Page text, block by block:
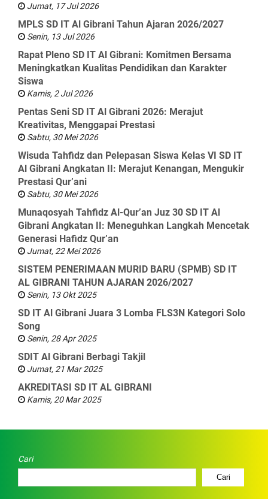
Jumat, 17 Jul 2026
MPLS SD IT Al Gibrani Tahun Ajaran 2026/2027
Senin, 13 Jul 2026
Rapat Pleno SD IT Al Gibrani: Komitmen Bersama
Meningkatkan Kualitas Pendidikan dan Karakter
Siswa
Kamis, 2 Jul 2026
Pentas Seni SD IT Al Gibrani 2026: Merajut
Kreativitas, Menggapai Prestasi
Sabtu, 30 Mei 2026
Wisuda Tahfidz dan Pelepasan Siswa Kelas VI SD IT
Al Gibrani Angkatan II: Merajut Kenangan, Mengukir
Prestasi Qur’ani
Sabtu, 30 Mei 2026
Munaqosyah Tahfidz Al-Qur’an Juz 30 SD IT Al
Gibrani Angkatan II: Meneguhkan Langkah Mencetak
Generasi Hafidz Qur’an
Jumat, 22 Mei 2026
SISTEM PENERIMAAN MURID BARU (SPMB) SD IT
AL GIBRANI TAHUN AJARAN 2026/2027
Senin, 13 Okt 2025
SD IT Al Gibrani Juara 3 Lomba FLS3N Kategori Solo
Song
Senin, 28 Apr 2025
SDIT Al Gibrani Berbagi Takjil
Jumat, 21 Mar 2025
AKREDITASI SD IT AL GIBRANI
Kamis, 20 Mar 2025
Cari
Cari